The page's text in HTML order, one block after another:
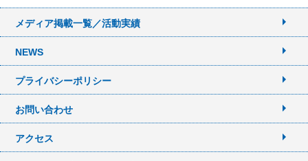
メディア掲載一覧／活動実績
NEWS
プライバシーポリシー
お問い合わせ
アクセス